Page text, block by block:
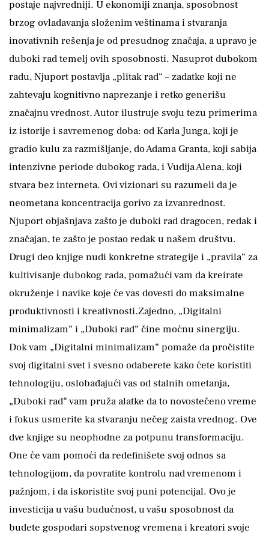
postaje najvredniji. U ekonomiji znanja, sposobnost
brzog ovladavanja složenim veštinama i stvaranja
inovativnih rešenja je od presudnog značaja, a upravo je
duboki rad temelj ovih sposobnosti. Nasuprot dubokom
radu, Njuport postavlja „plitak rad“ – zadatke koji ne
zahtevaju kognitivno naprezanje i retko generišu
značajnu vrednost. Autor ilustruje svoju tezu primerima
iz istorije i savremenog doba: od Karla Junga, koji je
gradio kulu za razmišljanje, do Adama Granta, koji sabija
intenzivne periode dubokog rada, i Vudija Alena, koji
stvara bez interneta. Ovi vizionari su razumeli da je
neometana koncentracija gorivo za izvanrednost.
Njuport objašnjava zašto je duboki rad dragocen, redak i
značajan, te zašto je postao redak u našem društvu.
Drugi deo knjige nudi konkretne strategije i „pravila“ za
kultivisanje dubokog rada, pomažući vam da kreirate
okruženje i navike koje će vas dovesti do maksimalne
produktivnosti i kreativnosti.Zajedno, „Digitalni
minimalizam“ i „Duboki rad“ čine moćnu sinergiju.
Dok vam „Digitalni minimalizam“ pomaže da pročistite
svoj digitalni svet i svesno odaberete kako ćete koristiti
tehnologiju, oslobađajući vas od stalnih ometanja,
„Duboki rad“ vam pruža alatke da to novostečeno vreme
i fokus usmerite ka stvaranju nečeg zaista vrednog. Ove
dve knjige su neophodne za potpunu transformaciju.
One će vam pomoći da redefinišete svoj odnos sa
tehnologijom, da povratite kontrolu nad vremenom i
pažnjom, i da iskoristite svoj puni potencijal. Ovo je
investicija u vašu budućnost, u vašu sposobnost da
budete gospodari sopstvenog vremena i kreatori svoje